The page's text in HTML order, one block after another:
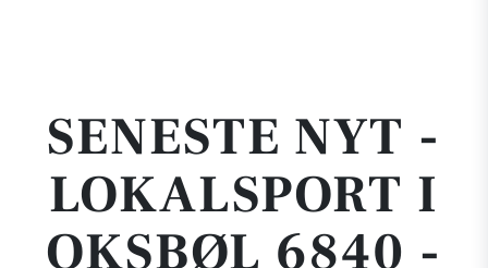
SENESTE NYT -
LOKALSPORT I
OKSBØL 6840 -